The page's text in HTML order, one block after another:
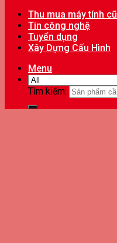
Thu mua máy tính cũ
Tin công nghệ
Tuyển dụng
Xây Dựng Cấu Hình
Menu
Tìm kiếm: